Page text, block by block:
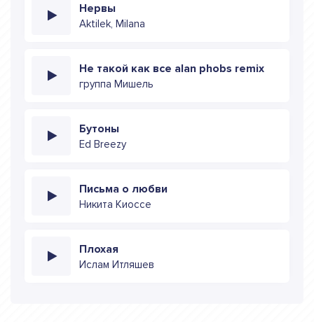
Нервы
Aktilek, Milana
Не такой как все alan phobs remix
группа Мишель
Бутоны
Ed Breezy
Письма о любви
Никита Киоссе
Плохая
Ислам Итляшев